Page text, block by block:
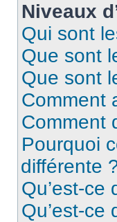
Niveaux
Qui sont
Que sont
Que sont
Comment
Comment
Pourquoi
différente
Qu’est-ce
Qu’est-ce